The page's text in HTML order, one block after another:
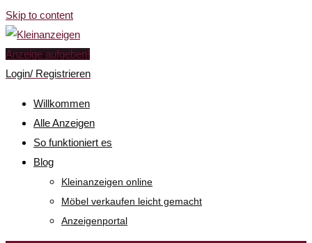
Skip to content
Anzeige aufgeben!
Login/ Registrieren
Willkommen
Alle Anzeigen
So funktioniert es
Blog
Kleinanzeigen online
Möbel verkaufen leicht gemacht
Anzeigenportal